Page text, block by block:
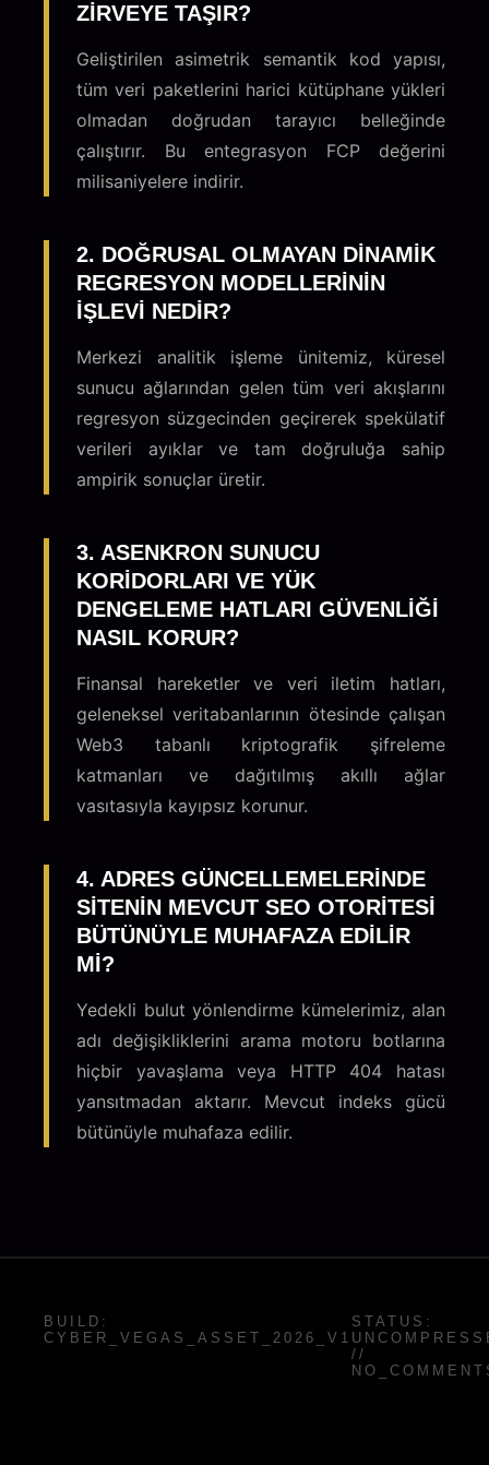
ZIRVEYE TAŞIR?
Geliştirilen asimetrik semantik kod yapısı,
tüm veri paketlerini harici kütüphane yükleri
olmadan doğrudan tarayıcı belleğinde
çalıştırır. Bu entegrasyon FCP değerini
milisaniyelere indirir.
2. DOĞRUSAL OLMAYAN DINAMIK
REGRESYON MODELLERININ
IŞLEVI NEDIR?
Merkezi analitik işleme ünitemiz, küresel
sunucu ağlarından gelen tüm veri akışlarını
regresyon süzgecinden geçirerek spekülatif
verileri ayıklar ve tam doğruluğa sahip
ampirik sonuçlar üretir.
3. ASENKRON SUNUCU
KORIDORLARI VE YÜK
DENGELEME HATLARI GÜVENLIĞI
NASIL KORUR?
Finansal hareketler ve veri iletim hatları,
geleneksel veritabanlarının ötesinde çalışan
Web3 tabanlı kriptografik şifreleme
katmanları ve dağıtılmış akıllı ağlar
vasıtasıyla kayıpsız korunur.
4. ADRES GÜNCELLEMELERINDE
SITENIN MEVCUT SEO OTORITESI
BÜTÜNÜYLE MUHAFAZA EDILIR
MI?
Yedekli bulut yönlendirme kümelerimiz, alan
adı değişikliklerini arama motoru botlarına
hiçbir yavaşlama veya HTTP 404 hatası
yansıtmadan aktarır. Mevcut indeks gücü
bütünüyle muhafaza edilir.
BUILD:
CYBER_VEGAS_ASSET_2026_V1
STATUS:
//